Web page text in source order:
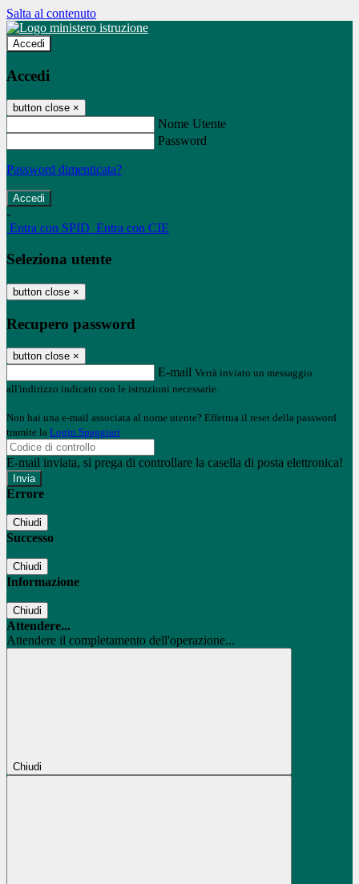
Salta al contenuto
Accedi
Accedi
button close ×
Nome Utente
Password
Password dimenticata?
-
Entra con SPID Entra con CIE
Seleziona utente
button close ×
Recupero password
button close ×
E-mail Verrà inviato un messaggio
all'indirizzo indicato con le istruzioni necessarie.
Non hai una e-mail associata al nome utente? Effettua il reset della password
tramite la Login Spaggiari
E-mail inviata, si prega di controllare la casella di posta elettronica!
Errore
Chiudi
Successo
Chiudi
Informazione
Chiudi
Attendere...
Attendere il completamento dell'operazione...
Chiudi